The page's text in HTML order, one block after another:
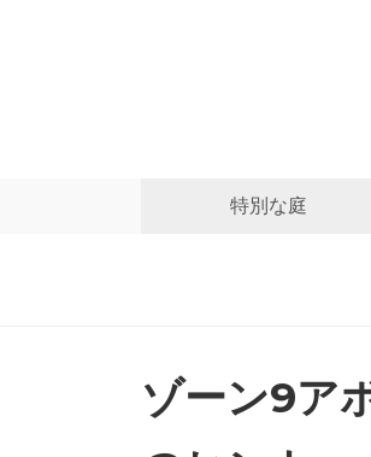
特別な庭
ゾーン9ア